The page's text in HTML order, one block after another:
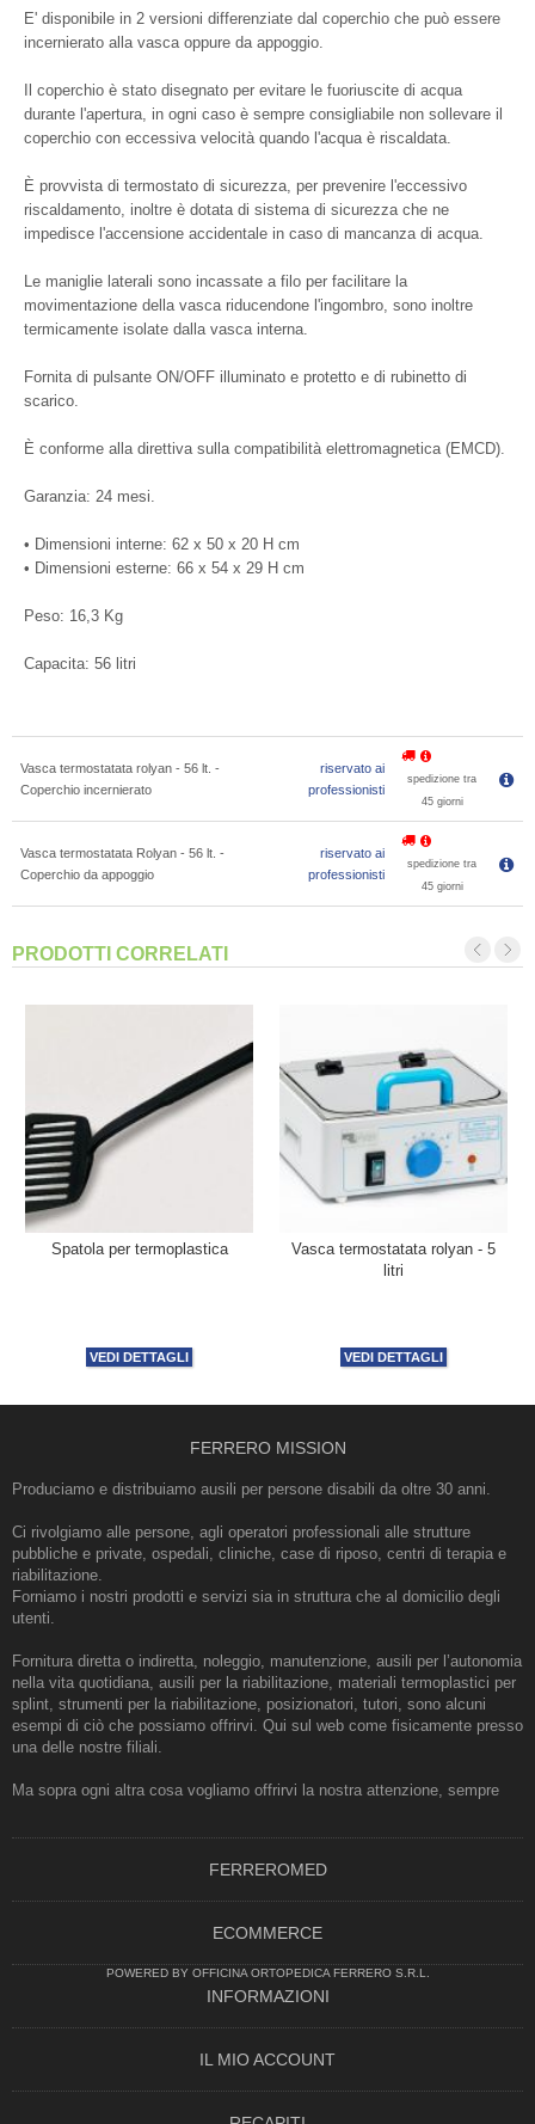
E' disponibile in 2 versioni differenziate dal coperchio che può essere
incernierato alla vasca oppure da appoggio.
Il coperchio è stato disegnato per evitare le fuoriuscite di acqua
durante l'apertura, in ogni caso è sempre consigliabile non sollevare il
coperchio con eccessiva velocità quando l'acqua è riscaldata.
È provvista di termostato di sicurezza, per prevenire l'eccessivo
riscaldamento, inoltre è dotata di sistema di sicurezza che ne
impedisce l'accensione accidentale in caso di mancanza di acqua.
Le maniglie laterali sono incassate a filo per facilitare la
movimentazione della vasca riducendone l'ingombro, sono inoltre
termicamente isolate dalla vasca interna.
Fornita di pulsante ON/OFF illuminato e protetto e di rubinetto di
scarico.
È conforme alla direttiva sulla compatibilità elettromagnetica (EMCD).
Garanzia: 24 mesi.
• Dimensioni interne: 62 x 50 x 20 H cm
• Dimensioni esterne: 66 x 54 x 29 H cm
Peso: 16,3 Kg
Capacita: 56 litri
Vasca termostatata rolyan - 56 lt. -
Coperchio incernierato
riservato ai
professionisti
spedizione tra
45 giorni
Vasca termostatata Rolyan - 56 lt. -
Coperchio da appoggio
riservato ai
professionisti
spedizione tra
45 giorni
PRODOTTI CORRELATI
Spatola per termoplastica
VEDI DETTAGLI
Vasca termostatata rolyan - 5
litri
VEDI DETTAGLI
FERRERO MISSION
Produciamo e distribuiamo ausili per persone disabili da oltre 30 anni.
Ci rivolgiamo alle persone, agli operatori professionali alle strutture
pubbliche e private, ospedali, cliniche, case di riposo, centri di terapia e
riabilitazione.
Forniamo i nostri prodotti e servizi sia in struttura che al domicilio degli
utenti.
Fornitura diretta o indiretta, noleggio, manutenzione, ausili per l’autonomia
nella vita quotidiana, ausili per la riabilitazione, materiali termoplastici per
splint, strumenti per la riabilitazione, posizionatori, tutori, sono alcuni
esempi di ciò che possiamo offrirvi. Qui sul web come fisicamente presso
una delle nostre filiali.
Ma sopra ogni altra cosa vogliamo offrirvi la nostra attenzione, sempre
FERREROMED
ECOMMERCE
POWERED BY OFFICINA ORTOPEDICA FERRERO S.R.L.
INFORMAZIONI
IL MIO ACCOUNT